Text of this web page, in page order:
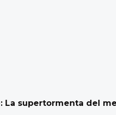
La supertormenta del